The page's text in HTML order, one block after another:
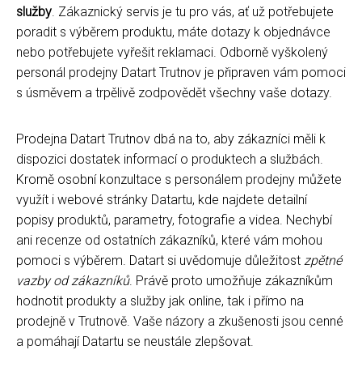
služby. Zákaznický servis je tu pro vás, ať už potřebujete
poradit s výběrem produktu, máte dotazy k objednávce
nebo potřebujete vyřešit reklamaci. Odborně vyškolený
personál prodejny Datart Trutnov je připraven vám pomoci
s úsměvem a trpělivě zodpovědět všechny vaše dotazy.
Prodejna Datart Trutnov dbá na to, aby zákazníci měli k
dispozici dostatek informací o produktech a službách.
Kromě osobní konzultace s personálem prodejny můžete
využít i webové stránky Datartu, kde najdete detailní
popisy produktů, parametry, fotografie a videa. Nechybí
ani recenze od ostatních zákazníků, které vám mohou
pomoci s výběrem. Datart si uvědomuje důležitost zpětné
vazby od zákazníků. Právě proto umožňuje zákazníkům
hodnotit produkty a služby jak online, tak i přímo na
prodejně v Trutnově. Vaše názory a zkušenosti jsou cenné
a pomáhají Datartu se neustále zlepšovat.